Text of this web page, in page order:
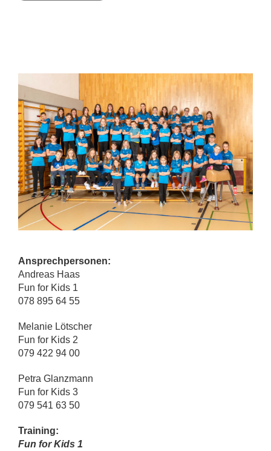
Ansprechpersonen:
Andreas Haas
Fun for Kids 1
078 895 64 55
Melanie Lötscher
Fun for Kids 2
079 422 94 00
Petra Glanzmann
Fun for Kids 3
079 541 63 50
Training:
Fun for Kids 1